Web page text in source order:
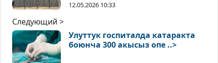
12.05.2026 10:33
Следующий >
Улуттук госпиталда катаракта
боюнча 300 акысыз опе ..>